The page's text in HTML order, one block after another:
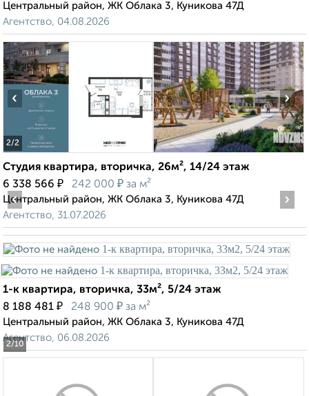
Центральный район, ЖК Облака 3, Куникова 47Д
Агентство, 04.08.2026
2/2
‹ ›
Студия квартира, вторичка, 26м², 14/24 этаж
6 338 566 ₽ 242 000 ₽ за м²
Центральный район, ЖК Облака 3, Куникова 47Д
Агентство, 31.07.2026
2/10
‹ ›
1-к квартира, вторичка, 33м², 5/24 этаж
8 188 481 ₽ 248 900 ₽ за м²
Центральный район, ЖК Облака 3, Куникова 47Д
Агентство, 06.08.2026